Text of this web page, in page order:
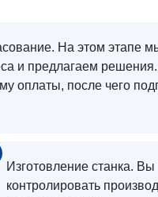
На этом этапе
и предлагаем
оплаты, после чего
Изготовление станка.
контролировать